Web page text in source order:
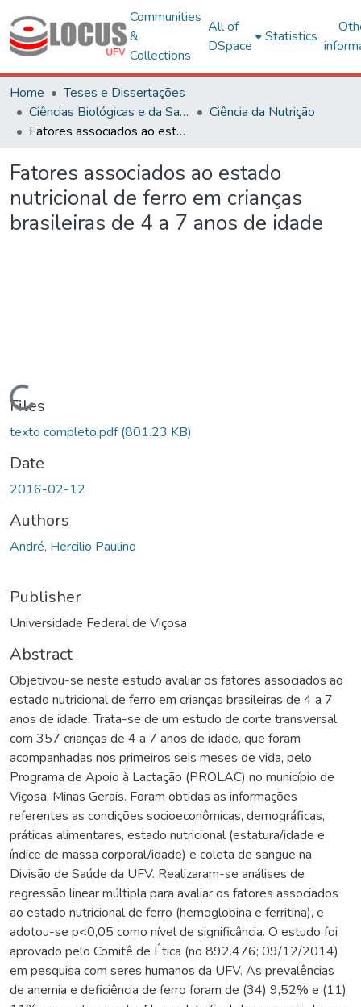
Communities
&
Collections
All of
DSpace
Statistics
Home
Teses e Dissertações
Ciências Biológicas e da Saúde
Ciência da Nutrição
Fatores associados ao estado nutricional de ferro em crianças brasileiras de 4 a 7 anos de idade
Fatores associados ao estado
nutricional de ferro em crianças
brasileiras de 4 a 7 anos de idade
Loading...
Files
texto completo.pdf(801.23 KB)
Date
2016-02-12
Authors
André, Hercilio Paulino
Publisher
Universidade Federal de Viçosa
Abstract
Objetivou-se neste estudo avaliar os fatores associados ao
estado nutricional de ferro em crianças brasileiras de 4 a 7
anos de idade. Trata-se de um estudo de corte transversal
com 357 crianças de 4 a 7 anos de idade, que foram
acompanhadas nos primeiros seis meses de vida, pelo
Programa de Apoio à Lactação (PROLAC) no município de
Viçosa, Minas Gerais. Foram obtidas as informações
referentes as condições socioeconômicas, demográficas,
práticas alimentares, estado nutricional (estatura/idade e
índice de massa corporal/idade) e coleta de sangue na
Divisão de Saúde da UFV. Realizaram-se análises de
regressão linear múltipla para avaliar os fatores associados
ao estado nutricional de ferro (hemoglobina e ferritina), e
adotou-se p<0,05 como nível de significância. O estudo foi
aprovado pelo Comitê de Ética (no 892.476; 09/12/2014)
em pesquisa com seres humanos da UFV. As prevalências
de anemia e deficiência de ferro foram de (34) 9,52% e (11)